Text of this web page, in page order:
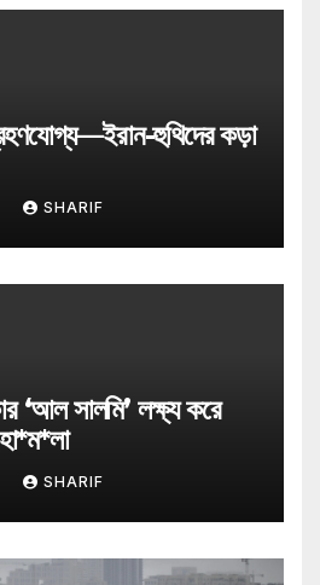
হুথিদের কড়া
SHARIF
‘আল সালমি’ লক্ষ্য করে
SHARIF